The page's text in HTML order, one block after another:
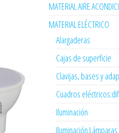
MATERIAL AIRE
MATERIAL ELÉCTRICO
Alargaderas
Cajas de superficie
Clavijas, bases y
Cuadros
Iluminación
Iluminación Lámparas